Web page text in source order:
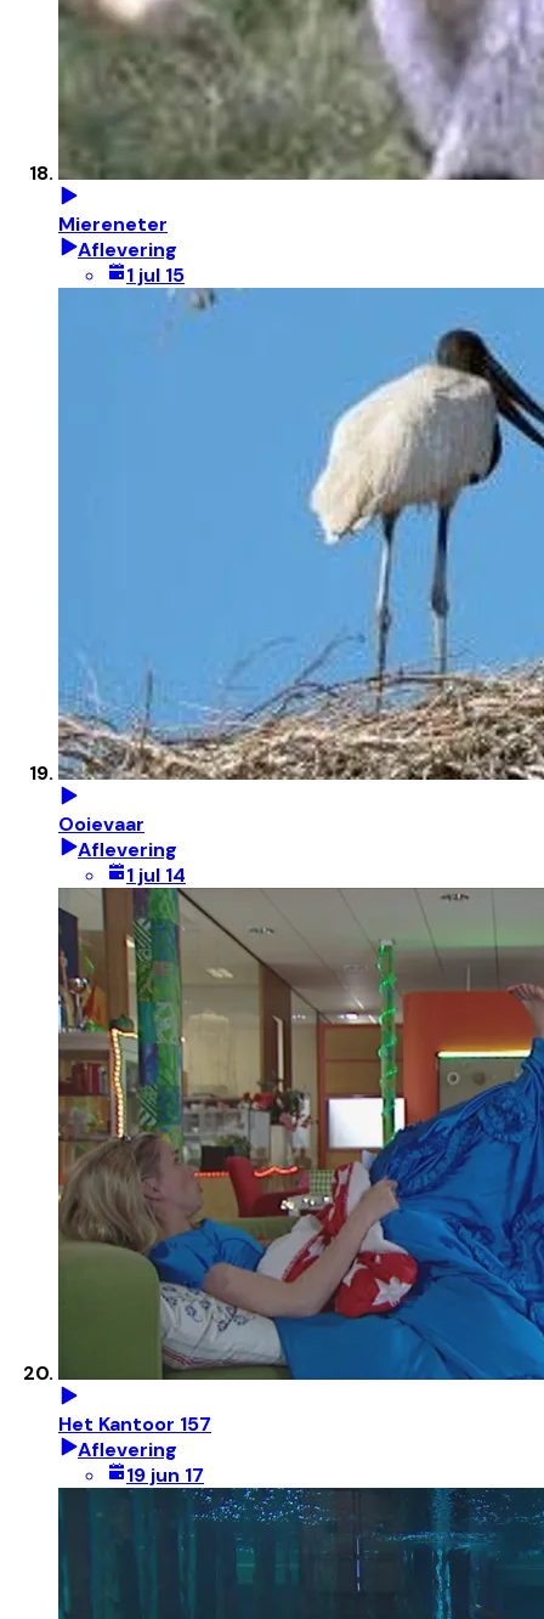
Miereneter
Aflevering
1 jul 15
Ooievaar
Aflevering
1 jul 14
Het Kantoor 157
Aflevering
19 jun 17